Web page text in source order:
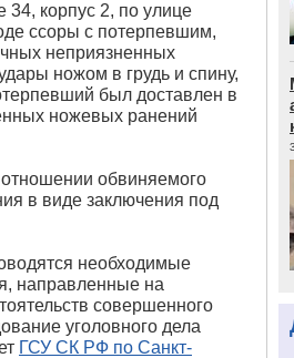
34, корпус 2, по улице
ссоры с потерпевшим,
неприязненных
ножом в грудь и спину,
был доставлен в
ножевых ранений
отношении обвиняемого
в виде заключения под
необходимые
направленные на
совершенного
уголовного дела
ГСУ СК РФ по Санкт-